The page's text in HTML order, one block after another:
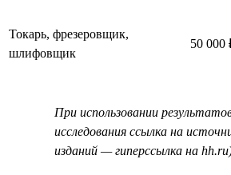
Токарь, фрезеровщик,
шлифовщик
50 000
При использовании
исследования ссылка на
изданий — гиперссылка на